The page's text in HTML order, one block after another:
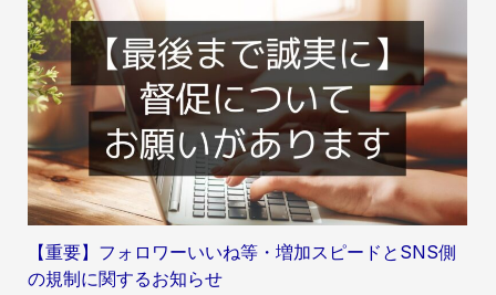
速
度
・
反
映
開
始
時
間
の
遅
】
I
n
s
t
a
g
r
a
m
「
【重要】フォロワーいいね等・増加スピードとSNS側
の規制に関するお知らせ